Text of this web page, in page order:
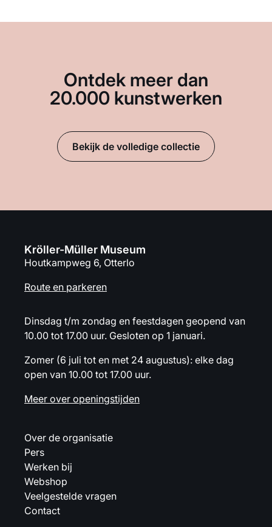
Ontdek meer dan
20.000 kunstwerken
Bekijk de volledige collectie
Kröller-Müller Museum
Houtkampweg 6, Otterlo
Route en parkeren
Dinsdag t/m zondag en feestdagen geopend van
10.00 tot 17.00 uur. Gesloten op 1 januari.
Zomer (6 juli tot en met 24 augustus): elke dag
open van 10.00 tot 17.00 uur.
Meer over openingstijden
Over de organisatie
Pers
Werken bij
Webshop
Veelgestelde vragen
Contact